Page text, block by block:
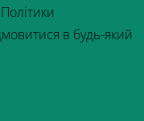
в будь-який